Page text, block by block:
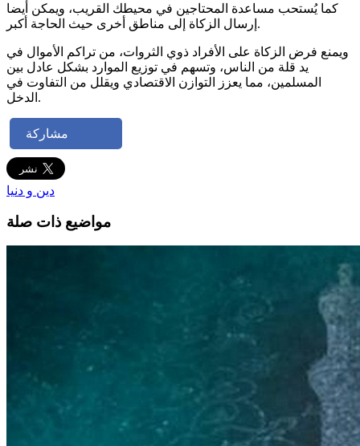
كما يُستحب مساعدة المحتاجين في محيطك القريب، ويمكن أيضا
إرسال الزكاة إلى مناطق أخرى حيث الحاجة أكبر.
ويمنع فرض الزكاة على الأفراد ذوي الثروات، من تراكم الأموال في
يد قلة من الناس، وتسهم في توزيع الموارد بشكل عادل بين
المسلمين، مما يعزز التوازن الاقتصادي ويقلل من التفاوت في
الدخل.
مشاركة
دين و دنيا
مواضيع ذات صلة